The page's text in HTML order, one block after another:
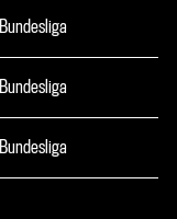
Bundesliga
Bundesliga
Bundesliga